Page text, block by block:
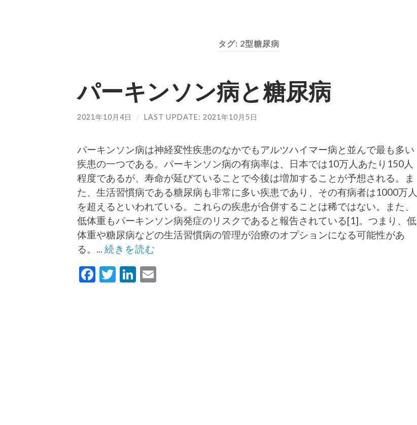
タグ: 2型糖尿病
パーキンソン病と糖尿病
2021年10月4日 / LAST UPDATE: 2021年10月5日
パーキンソン病は神経変性疾患のなかでもアルツハイマー病と並んで最も多い
疾患の一つである。パーキンソン病の有病率は、日本では10万人あたり150人
程度であるが、寿命が延びていることで今後は増加することが予想される。ま
た、生活習慣病である糖尿病も非常に多い疾患であり、その有病者は1000万人
を超えるといわれている。これらの疾患が合併することは稀ではない。また、
低体重もパーキンソン病発症のリスクであると報告されている[1]。つまり、低
体重や糖尿病などの生活習慣病の管理が治療のオプションになる可能性があ
る。... 続きを読む
Facebook
TwitterLinkedIn